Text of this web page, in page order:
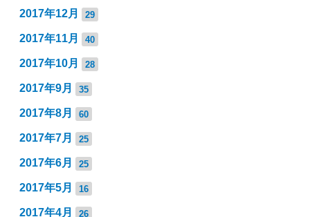
2017年12月 29
2017年11月 40
2017年10月 28
2017年9月 35
2017年8月 60
2017年7月 25
2017年6月 25
2017年5月 16
2017年4月 26